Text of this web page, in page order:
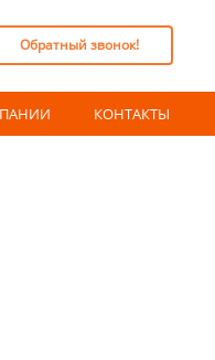
Обратный звонок!
КОНТАКТЫ